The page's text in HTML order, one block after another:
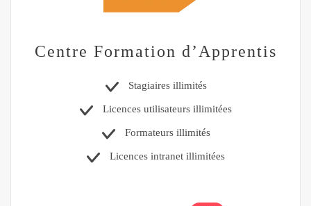
Centre Formation d’Apprentis
Stagiaires illimités
Licences utilisateurs illimitées
Formateurs illimités
Licences intranet illimitées